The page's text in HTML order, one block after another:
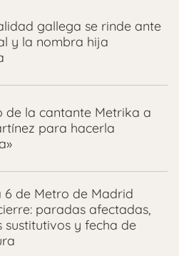
gallega se rinde ante
y la nombra hija
de la cantante Metrika a
para hacerla
6 de Metro de Madrid
paradas afectadas,
sustitutivos y fecha de